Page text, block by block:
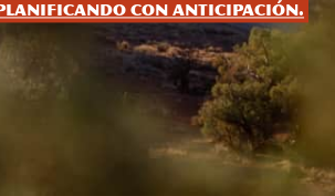
con anticipación.